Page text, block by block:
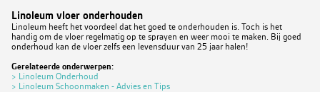
Linoleum vloer onderhouden
Linoleum heeft het voordeel dat het goed te onderhouden is. Toch is het
handig om de vloer regelmatig op te sprayen en weer mooi te maken. Bij goed
onderhoud kan de vloer zelfs een levensduur van 25 jaar halen!
Gerelateerde onderwerpen:
> Linoleum Onderhoud
> Linoleum Schoonmaken - Advies en Tips